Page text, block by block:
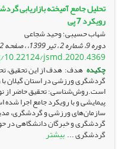
تحلیل جامع آمیخته بازاریابی
رویکرد 7 پی
شهاب حسیبی؛ وحید شجاعی
دوره 9، شماره 2 ، تیر 1399، ، صفحه
jsmd.2020.4369
چکیده هدف: هدف از این تحقیق،
است.روش‌شناسی: تحقیق حاضر از
سازمان‌های ورزشی و گردشگری،
گردشگری و خبرگان دانشگاهی در
گردشگری ... بیشتر